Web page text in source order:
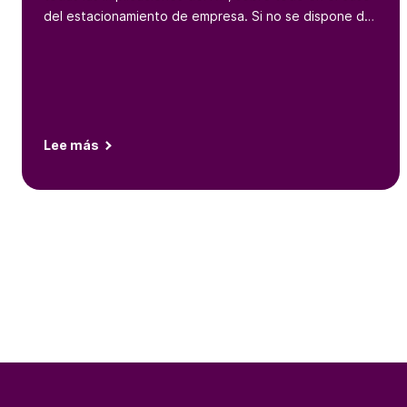
del estacionamiento de empresa. Si no se dispone de
Lee más